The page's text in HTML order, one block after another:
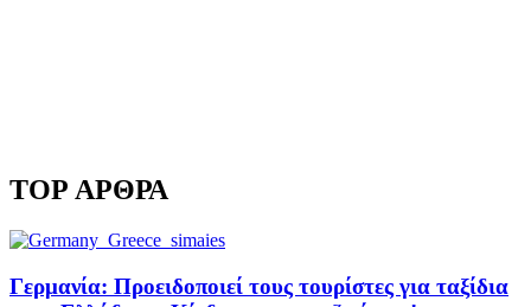
TOP ΑΡΘΡΑ
Γερμανία: Προειδοποιεί τους τουρίστες για ταξίδια